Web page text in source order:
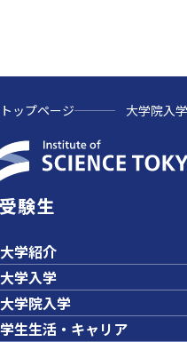
トップページ 大学院入学
受験生
大学紹介
大学入学
大学院入学
学生生活・キャリア